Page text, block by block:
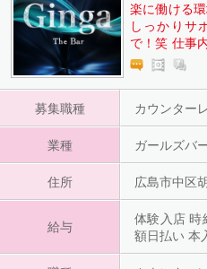
楽に働ける
しっかりサ
で！笑 仕事
ません× お
も自由（オ
交通費も支
るのでゆっ
らってもOK
募集職種 カウンター
業種 ガールズバ
住所 広島市中区
給与
体験入店
額日払い 本